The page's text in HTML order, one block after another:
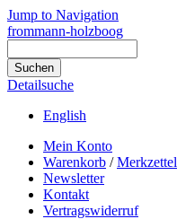
Jump to Navigation
frommann-holzboog
Detailsuche
English
Mein Konto
Warenkorb /Merkzettel
Newsletter
Kontakt
Vertragswiderruf